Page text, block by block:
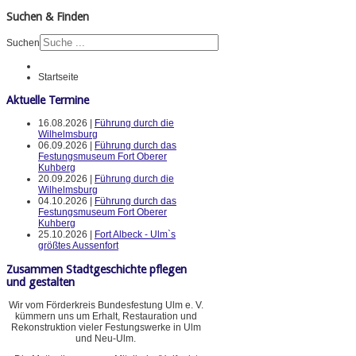
Suchen & Finden
Suchen
Startseite
Aktuelle Termine
16.08.2026 |
Führung durch die
Wilhelmsburg
06.09.2026 |
Führung durch das
Festungsmuseum Fort Oberer
Kuhberg
20.09.2026 |
Führung durch die
Wilhelmsburg
04.10.2026 |
Führung durch das
Festungsmuseum Fort Oberer
Kuhberg
25.10.2026 |
Fort Albeck - Ulm`s
größtes Aussenfort
Zusammen Stadtgeschichte pflegen
und gestalten
Wir vom Förderkreis Bundesfestung Ulm e. V.
kümmern uns um Erhalt, Restauration und
Rekonstruktion vieler Festungswerke in Ulm
und Neu-Ulm.